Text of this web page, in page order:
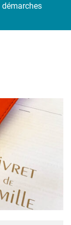
démarches